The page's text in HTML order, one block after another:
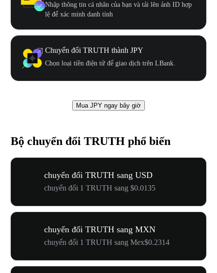
Nhập thông tin cá nhân của bạn và tải lên ảnh ID hợp
lệ để xác minh danh tính
Chuyển đổi TRUTH thành JPY
Chọn loại tiền điện tử để giao dịch trên LBank.
Mua JPY ngay bây giờ
Bộ chuyển đổi TRUTH phổ biến
chuyển đổi TRUTH sang USD
chuyển đổi 1 TRUTH sang $0.0135
chuyển đổi TRUTH sang MXN
chuyển đổi 1 TRUTH sang Mex$0.2314